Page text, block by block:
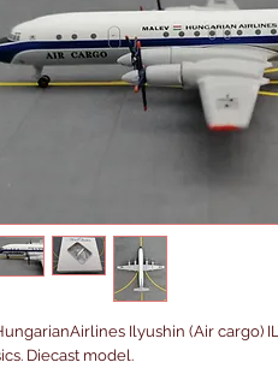
Ilyushin (Air cargo)
Diecast model.